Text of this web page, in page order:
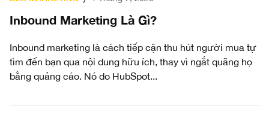
Inbound Marketing Là Gì?
Inbound marketing là cách tiếp cận thu hút người mua tự
tìm đến bạn qua nội dung hữu ích, thay vì ngắt quãng họ
bằng quảng cáo. Nó do HubSpot...